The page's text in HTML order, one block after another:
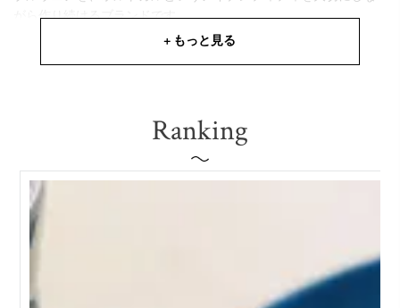
がら作り続けるブランドです。
コスタ・ノバの魅力は、毎日の食事がより楽しくなる美しい色と
+ もっと見る
Ranking